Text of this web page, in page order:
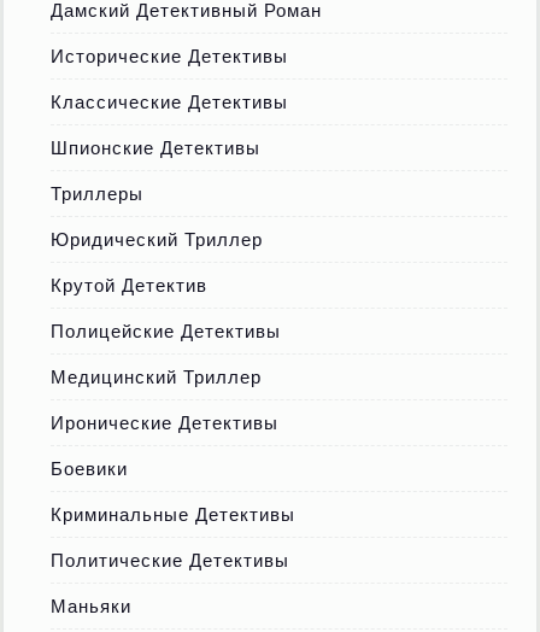
Дамский Детективный Роман
Исторические Детективы
Классические Детективы
Шпионские Детективы
Триллеры
Юридический Триллер
Крутой Детектив
Полицейские Детективы
Медицинский Триллер
Иронические Детективы
Боевики
Криминальные Детективы
Политические Детективы
Маньяки